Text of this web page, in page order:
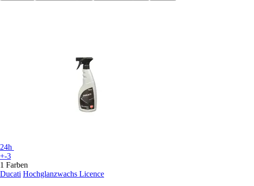
24h
+-3
1 Farben
Ducati Hochglanzwachs Licence